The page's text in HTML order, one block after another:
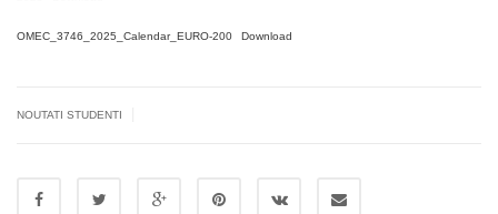
OMEC_3746_2025_Calendar_EURO-200 Download
NOUTATI STUDENTI